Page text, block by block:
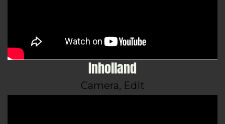
Inholland
Camera, Edit